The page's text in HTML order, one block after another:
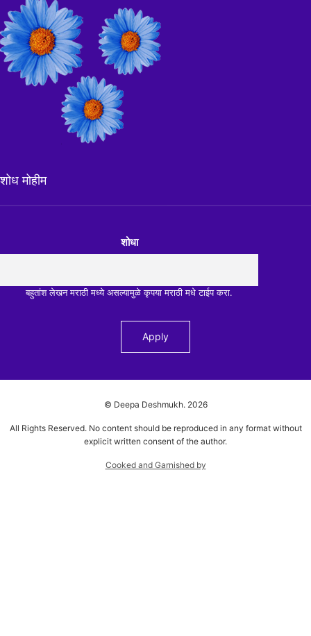
शोध मोहीम
शोधा
बहुतांश लेखन मराठी मध्ये असल्यामुळे कृपया मराठी मधे टाईप करा.
© Deepa Deshmukh. 2026
All Rights Reserved. No content should be reproduced in any format without
explicit written consent of the author.
Cooked and Garnished by